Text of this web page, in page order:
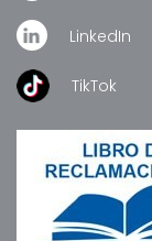
LinkedIn
TikTok